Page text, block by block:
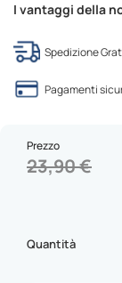
I vantaggi della
Spedizione
Pagamenti
Prezzo
23,90 €
Quantità